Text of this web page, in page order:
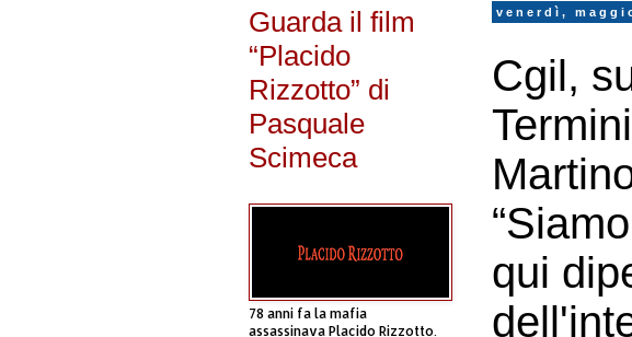
venerdì,
Cgil,
qui
Guarda il film
“Placido
Rizzotto” di
Pasquale
Scimeca
78 anni fa la mafia
assassinava Placido Rizzotto.